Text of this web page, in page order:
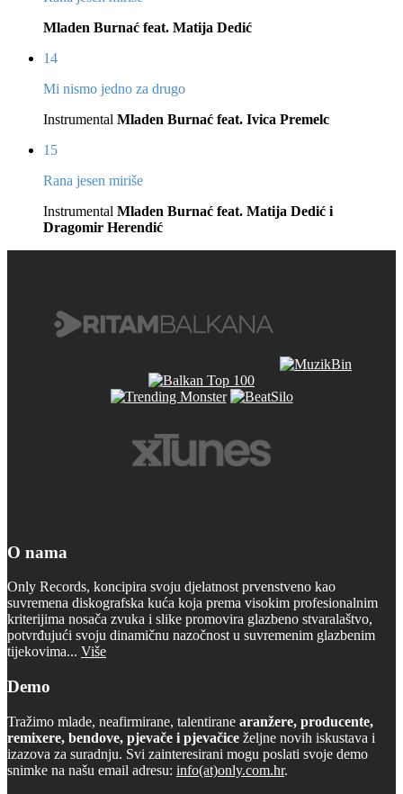
Mladen Burnać feat. Matija Dedić
14
Mi nismo jedno za drugo
Instrumental Mladen Burnać feat. Ivica Premelc
15
Rana jesen miriše
Instrumental Mladen Burnać feat. Matija Dedić i
Dragomir Herendić
O nama
Only Records, koncipira svoju djelatnost prvenstveno kao
suvremena diskografska kuća koja prema visokim profesionalnim
kriterijima nosača zvuka i slike promovira glazbeno stvaralaštvo,
potvrđujući svoju dinamičnu nazočnost u suvremenim glazbenim
tijekovima... Više
Demo
Tražimo mlade, neafirmirane, talentirane aranžere, producente,
remixere, bendove, pjevače i pjevačice željne novih iskustava i
izazova za suradnju. Svi zainteresirani mogu poslati svoje demo
snimke na našu email adresu: info(at)only.com.hr.